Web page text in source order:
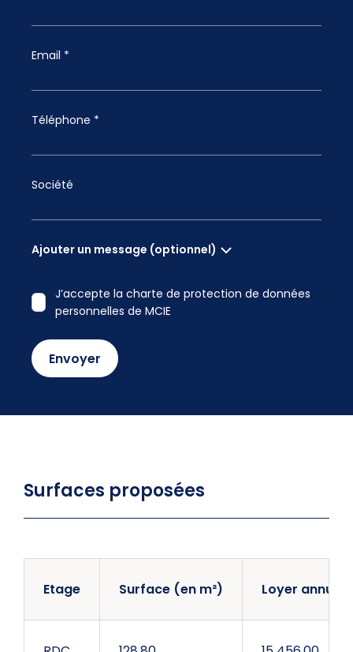
Email *
Téléphone *
Société
Ajouter un message (optionnel)
J’accepte la charte de protection de données
personnelles de MCIE
Surfaces proposées
Etage Surface (en m²) Loyer annuel